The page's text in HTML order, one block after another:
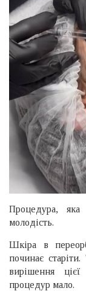
Процедура, яка
молодість.
Шкіра в
починає
вирішення
процедур мало.